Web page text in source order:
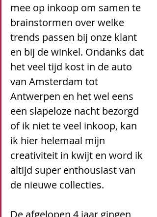
mee op inkoop om samen te
brainstormen over welke
trends passen bij onze klant
en bij de winkel. Ondanks dat
het veel tijd kost in de auto
van Amsterdam tot
Antwerpen en het wel eens
een slapeloze nacht bezorgd
of ik niet te veel inkoop, kan
ik hier helemaal mijn
creativiteit in kwijt en word ik
altijd super enthousiast van
de nieuwe collecties.
De afgelopen 4 jaar gingen